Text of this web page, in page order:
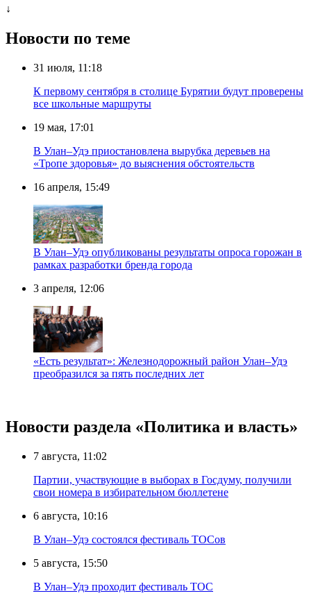
↓
Новости по теме
31 июля, 11:18
К первому сентября в столице Бурятии будут проверены
все школьные маршруты
19 мая, 17:01
В Улан–Удэ приостановлена вырубка деревьев на
«Тропе здоровья» до выяснения обстоятельств
16 апреля, 15:49
В Улан–Удэ опубликованы результаты опроса горожан в
рамках разработки бренда города
3 апреля, 12:06
«Есть результат»: Железнодорожный район Улан–Удэ
преобразился за пять последних лет
Новости раздела «Политика и власть»
7 августа, 11:02
Партии, участвующие в выборах в Госдуму, получили
свои номера в избирательном бюллетене
6 августа, 10:16
В Улан–Удэ состоялся фестиваль ТОСов
5 августа, 15:50
В Улан–Удэ проходит фестиваль ТОС